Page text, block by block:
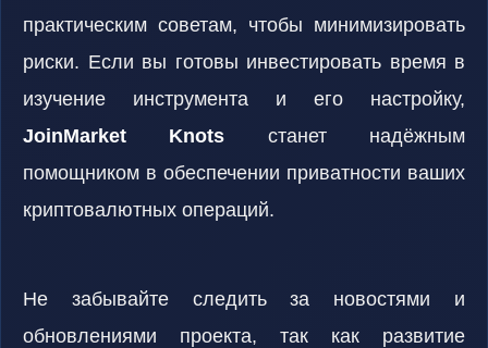
практическим советам, чтобы минимизировать
риски. Если вы готовы инвестировать время в
изучение инструмента и его настройку,
JoinMarket Knots станет надёжным
помощником в обеспечении приватности ваших
криптовалютных операций.
Не забывайте следить за новостями и
обновлениями проекта, так как развитие